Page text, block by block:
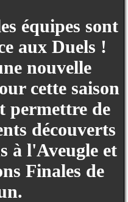
équipes sont
aux Duels !
nouvelle
cette saison
permettre de
découverts
à l'Aveugle et
Finales de